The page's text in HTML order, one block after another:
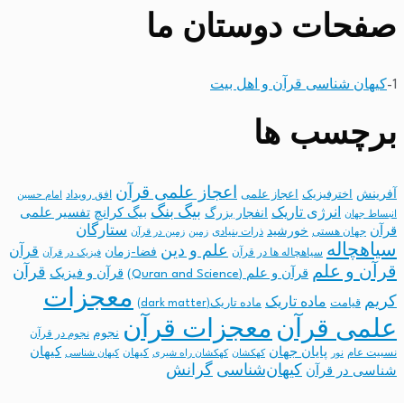
صفحات دوستان ما
1- کیهان شناسی قرآن و اهل بیت
برچسب ها
آفرینش اخترفیزیک اعجاز علمی اعجاز علمی قرآن افق رویداد امام حسین
انبساط جهان انرژی تاریک انفجار بزرگ بیگ بنگ بیگ کرانچ تفسیر علمی
قرآن جهان هستی خورشید ذرات بنیادی زمین زمین در قرآن ستارگان
سیاهچاله سیاهچاله ها در قرآن علم و دین فضا-زمان فیزیک در قرآن قرآن
قرآن و علم قرآن و علم (Quran and Science) قرآن و فیزیک قرآن
کریم قیامت ماده تاریک ماده تاریک(dark matter)
معجزات
علمی قرآن معجزات قرآن نجوم نجوم در قرآن
نسبیت عام نور پایان جهان کهکشان کهکشان راه شیری کیهان کیهان شناسی
کیهان
شناسی در قرآن
کیهان‌شناسی گرانش